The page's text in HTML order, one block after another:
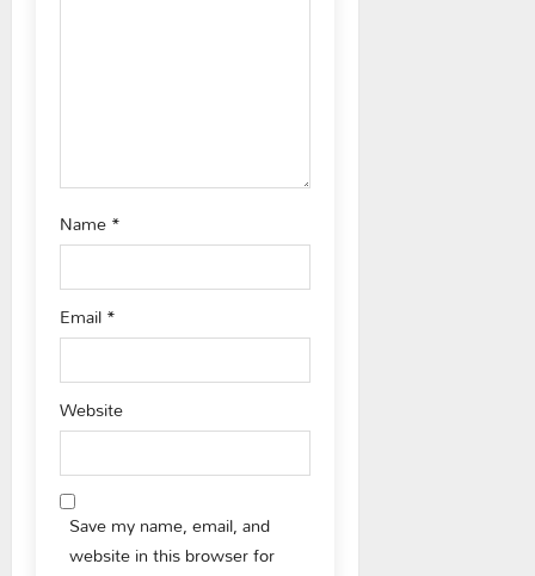
Name*
Email*
Website
Save my name, email, and
website in this browser for